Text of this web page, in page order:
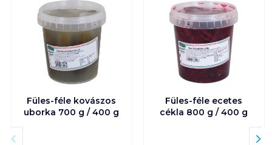
Füles-féle kovászos
uborka 700 g / 400 g
Füles-féle ecetes
cékla 800 g / 400 g